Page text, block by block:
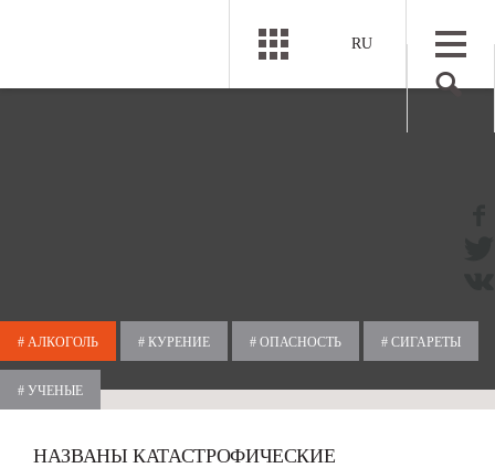
RU
# АЛКОГОЛЬ # КУРЕНИЕ # ОПАСНОСТЬ # СИГАРЕТЫ
# УЧЕНЫЕ
НАЗВАНЫ КАТАСТРОФИЧЕСКИЕ